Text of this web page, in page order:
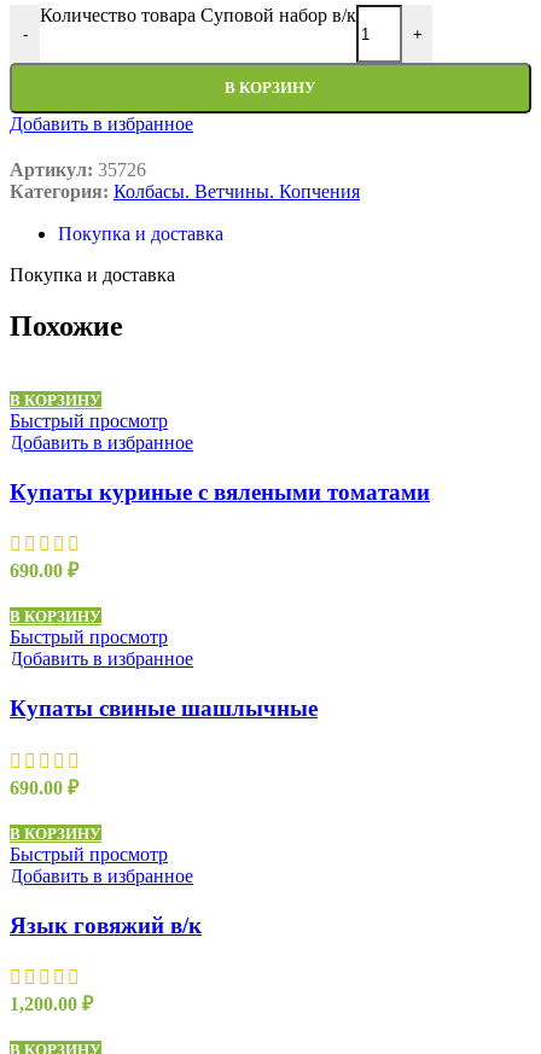
-
Количество товара Суповой набор в/к
+
В КОРЗИНУ
Добавить в избранное
Артикул: 35726
Категория: Колбасы. Ветчины. Копчения
Покупка и доставка
Покупка и доставка
Похожие
В КОРЗИНУ
Быстрый просмотр
Добавить в избранное
Купаты куриные с вялеными томатами
690.00 ₽
В КОРЗИНУ
Быстрый просмотр
Добавить в избранное
Купаты свиные шашлычные
690.00 ₽
В КОРЗИНУ
Быстрый просмотр
Добавить в избранное
Язык говяжий в/к
1,200.00 ₽
В КОРЗИНУ